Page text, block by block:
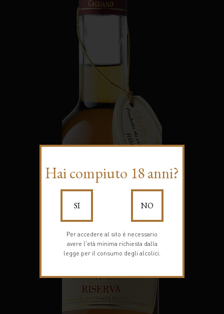
Hai compiuto 18 anni?
SI NO
Per accedere al sito è necessario
avere l'età minima richiesta dalla
legge per il consumo degli alcolici.